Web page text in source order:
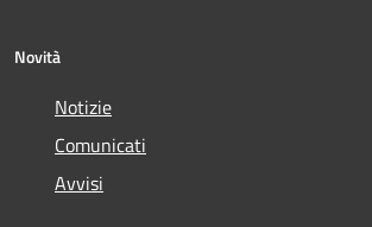
Novità
Notizie
Comunicati
Avvisi